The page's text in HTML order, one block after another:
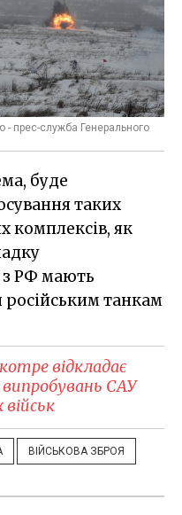
- прес-служба Генерального
буде
таких
комплексів, як
з РФ мають
танкам
відкладає
випробувань САУ
ВІЙСЬКОВА ЗБРОЯ